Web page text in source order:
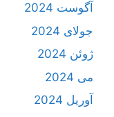
آگوست 2024
جولای 2024
ژوئن 2024
می 2024
آوریل 2024